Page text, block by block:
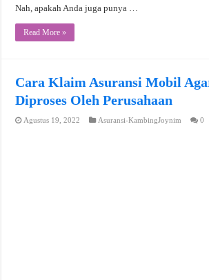
Nah, apakah Anda juga punya …
Read More »
Cara Klaim Asuransi Mobil
Diproses Oleh Perusahaan
Agustus 19, 2022 Asuransi-KambingJoynim 0